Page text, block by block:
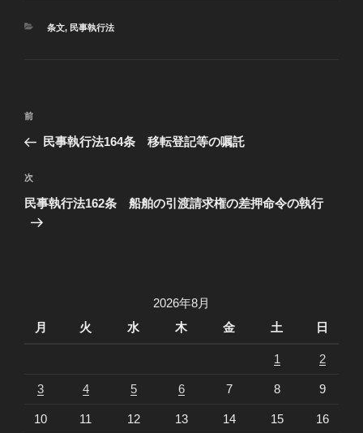
カ
条文, 民事執行法
投
ビ
ゲ
ー
過
去
投
稿
前
民事執行法164条 移転登記等の嘱託
次
の
投
次
民事執行法162条 船舶の引渡請求権の差押命令の執行
2026年8月
月
火 水 木 金 土 日
1 2
3 4 5 6 7 8 9
10 11 12 13 14 15 16